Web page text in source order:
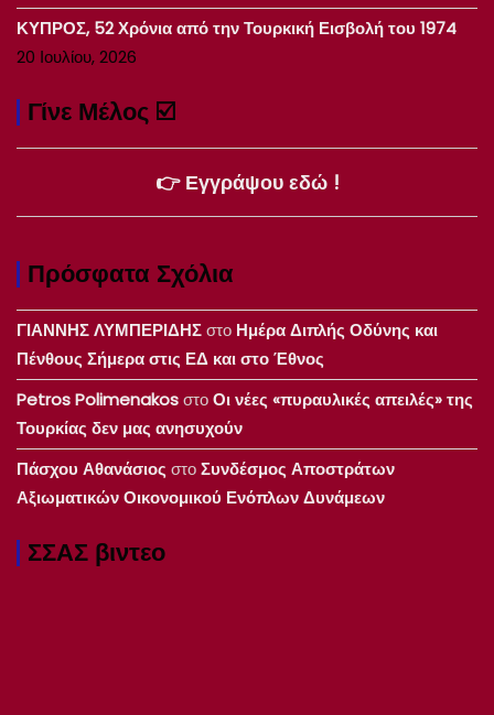
ΚΥΠΡΟΣ, 52 Χρόνια από την Τουρκική Εισβολή του 1974
20 Ιουλίου, 2026
Γίνε Μέλος ☑️
👉 Εγγράψου εδώ !
Πρόσφατα Σχόλια
ΓΙΑΝΝΗΣ ΛΥΜΠΕΡΙΔΗΣστο Ημέρα Διπλής Οδύνης και
Πένθους Σήμερα στις ΕΔ και στο Έθνος
Petros PolimenakosστοΟι νέες «πυραυλικές απειλές» της
Τουρκίας δεν μας ανησυχούν
Πάσχου Αθανάσιος στοΣυνδέσμος Αποστράτων
Αξιωματικών Οικονομικού Ενόπλων Δυνάμεων
ΣΣΑΣ βιντεο